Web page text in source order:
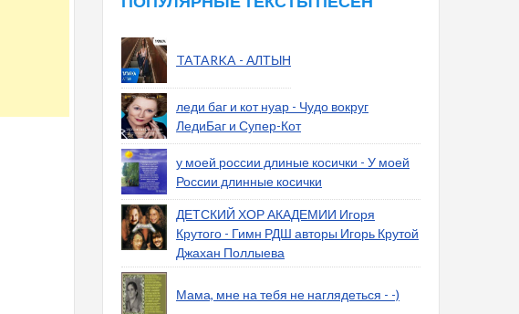
TATARKA - АЛТЫН
леди баг и кот нуар - Чудо вокруг
ЛедиБаг и Супер-Кот
у моей россии длиные косички - У моей
России длинные косички
ДЕТСКИЙ ХОР АКАДЕМИИ Игоря
Крутого - Гимн РДШ авторы Игорь Крутой
Джахан Поллыева
Мама, мне на тебя не наглядеться - -)